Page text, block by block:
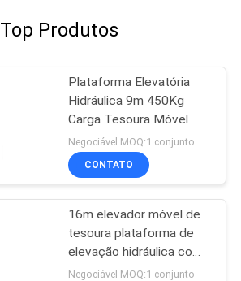
Top Produtos
Plataforma Elevatória
Hidráulica 9m 450Kg
Carga Tesoura Móvel
Negociável MOQ:1 conjunto
CONTATO
16m elevador móvel de
tesoura plataforma de
elevação hidráulica com
plataforma de extensão
Negociável MOQ:1 conjunto